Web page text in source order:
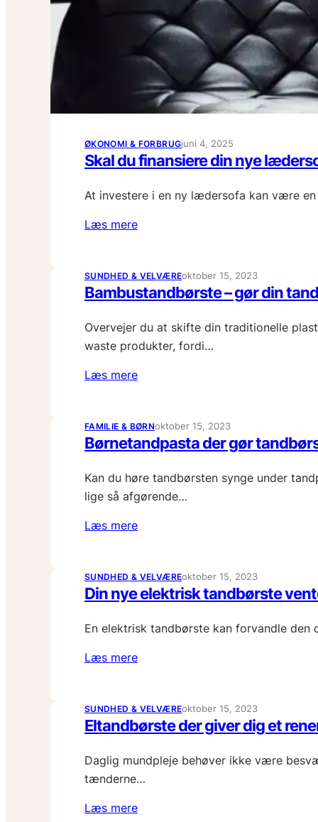
ØKONOMI & FORBRUGjuni 4, 2025
Skal du finansiere din nye
At investere i en ny lædersofa kan være
Læs mere
SUNDHED & VELVÆREoktober 15, 2023
Bambustandbørste – gør din
Overvejer du at skifte din traditionelle
waste produkter, fordi…
Læs mere
FAMILIE & BØRNoktober 15, 2023
Børnetandpasta der gør
Kan du høre tandbørsten synge under
lige så afgørende…
Læs mere
SUNDHED & VELVÆREoktober 15, 2023
Din nye elektrisk tandbørste
En elektrisk tandbørste kan forvandle
Læs mere
SUNDHED & VELVÆREoktober 15, 2023
Eltandbørste der giver dig et
Daglig mundpleje behøver ikke være
tænderne…
Læs mere